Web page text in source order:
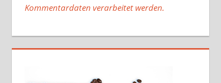
Kommentardaten verarbeitet werden.